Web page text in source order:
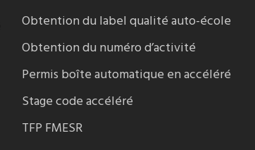
Obtention du label qualité auto-école
Obtention du numéro d’activité
Permis boîte automatique en accéléré
Stage code accéléré
TFP FMESR